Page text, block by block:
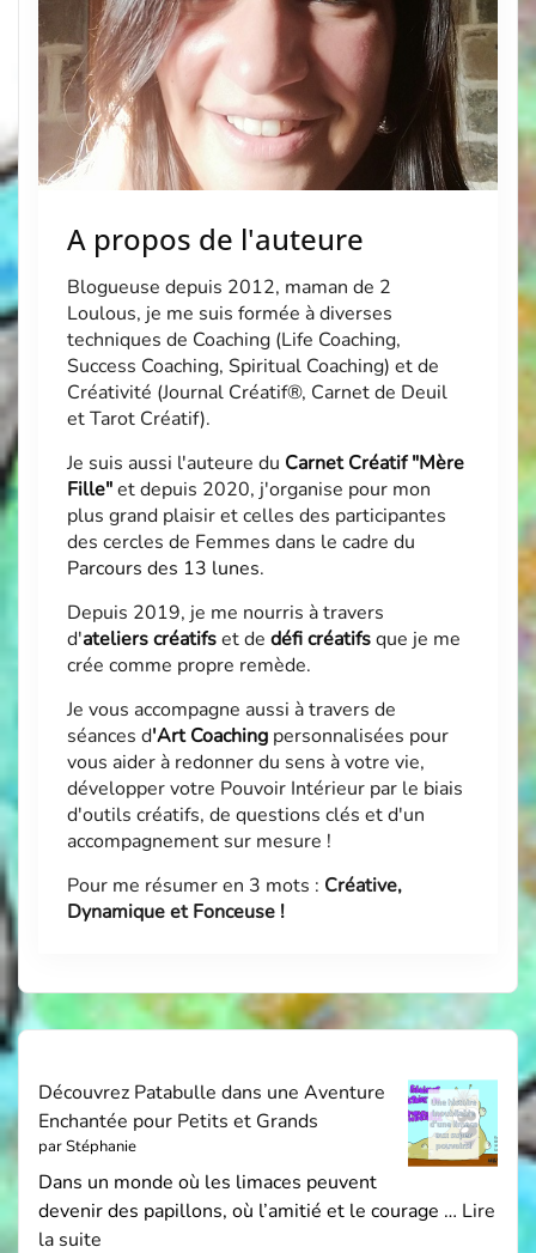
A propos de l'auteure
Blogueuse depuis 2012, maman de 2
Loulous, je me suis formée à diverses
techniques de Coaching (Life Coaching,
Success Coaching, Spiritual Coaching) et de
Créativité (Journal Créatif®, Carnet de Deuil
et Tarot Créatif).
Je suis aussi l'auteure du Carnet Créatif "Mère
Fille"et depuis 2020, j'organise pour mon
plus grand plaisir et celles des participantes
des cercles de Femmes dans le cadre du
Parcours des 13 lunes.
Depuis 2019, je me nourris à travers
d'ateliers créatifset de défi créatifsque je me
crée comme propre remède.
Je vous accompagne aussi à travers de
séances d'Art Coaching personnalisées pour
vous aider à redonner du sens à votre vie,
développer votre Pouvoir Intérieur par le biais
d'outils créatifs, de questions clés et d'un
accompagnement sur mesure !
Pour me résumer en 3 mots : Créative,
Dynamique et Fonceuse !
Découvrez Patabulle dans une Aventure
Enchantée pour Petits et Grands
par Stéphanie
Dans un monde où les limaces peuvent
devenir des papillons, où l’amitié et le courage … Lire
la suite